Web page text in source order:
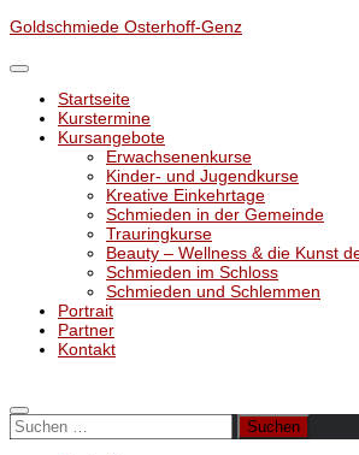
Unter
Inhalt
Goldschmiede Osterhoff-Genz
Startseite
Kurstermine
Kursangebote
Erwachsenenkurse
Kinder- und Jugendkurse
Kreative Einkehrtage
Schmieden in der Gemeinde
Trauringkurse
Beauty – Wellness & die Kunst
Schmieden im Schloss
Schmieden und Schlemmen
Portrait
Partner
Kontakt
Suchen
nach: